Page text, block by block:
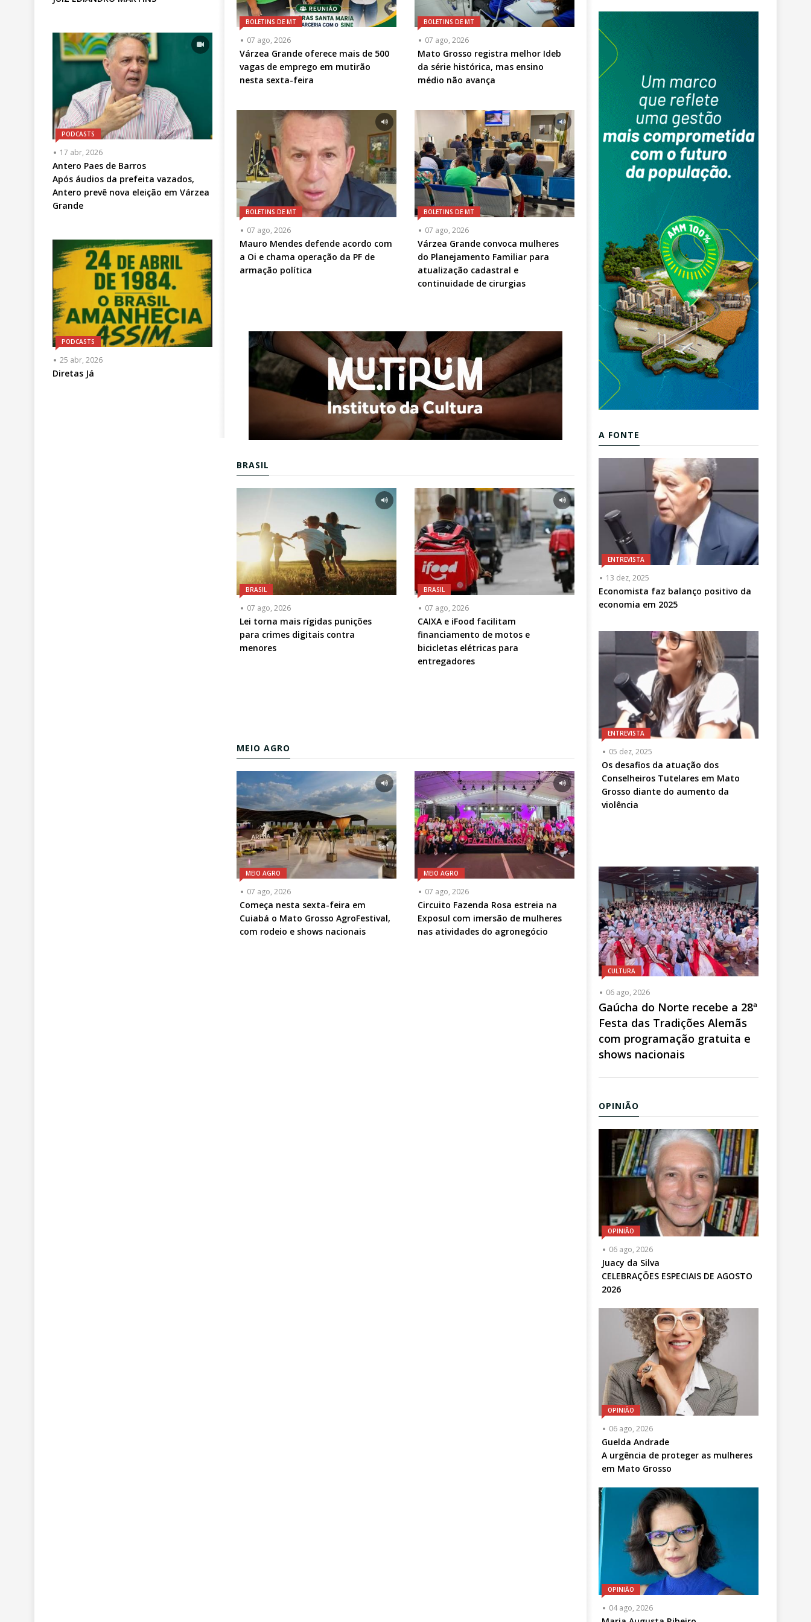
BOLETINS DE MT
07 ago, 2026
Várzea Grande oferece mais de 500
vagas de emprego em mutirão
nesta sexta-feira
BOLETINS DE MT
07 ago, 2026
Mato Grosso registra melhor Ideb
da série histórica, mas ensino
médio não avança
BOLETINS DE MT
07 ago, 2026
Mauro Mendes defende acordo com
a Oi e chama operação da PF de
armação política
BOLETINS DE MT
07 ago, 2026
Várzea Grande convoca mulheres
do Planejamento Familiar para
atualização cadastral e
continuidade de cirurgias
BRASIL
BRASIL
07 ago, 2026
Lei torna mais rígidas punições
para crimes digitais contra
menores
BRASIL
07 ago, 2026
CAIXA e iFood facilitam
financiamento de motos e
bicicletas elétricas para
entregadores
MEIO AGRO
MEIO AGRO
07 ago, 2026
Começa nesta sexta-feira em
Cuiabá o Mato Grosso AgroFestival,
com rodeio e shows nacionais
MEIO AGRO
07 ago, 2026
Circuito Fazenda Rosa estreia na
Exposul com imersão de mulheres
nas atividades do agronegócio
PODCASTS
17 abr, 2026
Articulista
ou
Chamada
-
Opcional
Antero Paes de Barros
Após áudios da prefeita vazados,
Antero prevê nova eleição em Várzea
Grande
PODCASTS
25 abr, 2026
Diretas Já
A FONTE
ENTREVISTA
13 dez, 2025
Economista faz balanço positivo da
economia em 2025
ENTREVISTA
05 dez, 2025
Os desafios da atuação dos
Conselheiros Tutelares em Mato
Grosso diante do aumento da
violência
CULTURA
06 ago, 2026
Gaúcha do Norte recebe a 28ª
Festa das Tradições Alemãs
com programação gratuita e
shows nacionais
OPINIÃO
OPINIÃO
06 ago, 2026
Articulista
ou
Chamada
-
Juacy da Silva
CELEBRAÇÕES ESPECIAIS DE AGOSTO
2026
OPINIÃO
06 ago, 2026
Articulista
ou
Chamada
-
Guelda Andrade
A urgência de proteger as mulheres
em Mato Grosso
OPINIÃO
04 ago, 2026
Articulista